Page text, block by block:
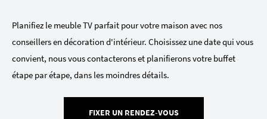
Planifiez le meuble TV parfait pour votre maison avec nos
conseillers en décoration d'intérieur. Choisissez une date qui vous
convient, nous vous contacterons et planifierons votre buffet
étape par étape, dans les moindres détails.
FIXER UN RENDEZ-VOUS